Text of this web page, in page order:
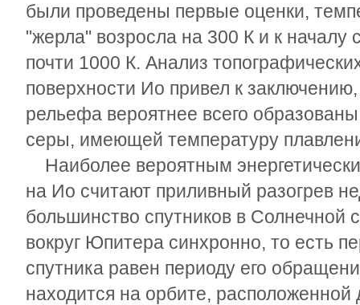
были проведены первые оценки,
"жерла" возросла на 300 К и к началу
почти 1000 К. Анализ
поверхности Ио привел к
рельефа вероятнее всего
серы, имеющей температуру
Наиболее вероятным
на Ио считают приливный разогрев
большинство спутников в Солнечной
вокруг Юпитера синхронно, то есть
спутника равен периоду его
находится на орбите,